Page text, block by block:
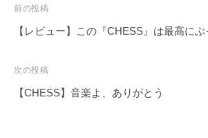
投
稿
ビ
ゲ
前の投稿
【レビュー】この『CHESS』は最高に
次の投稿
【CHESS】音楽よ、ありがとう